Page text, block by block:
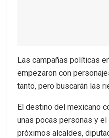
Las campañas políticas
empezaron con
tanto, pero buscarán las
El destino del mexicano
unas pocas personas y
próximos alcaldes,